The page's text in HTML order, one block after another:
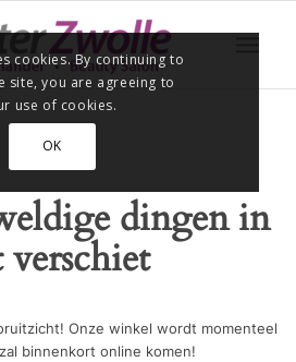
dingen in
verschiet
Onze winkel wordt momenteel
binnenkort online komen!
cookies. By continuing to
site, you are agreeing to
use of cookies.
OK